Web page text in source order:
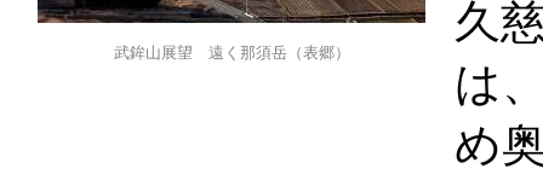
武鉾山展望 遠く那須岳（表郷）
久
は
め